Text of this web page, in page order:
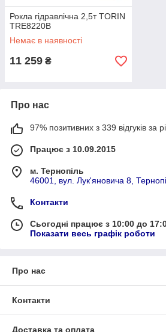
Рокла гідравлічна 2,5т TORIN
TRE8220B
Немає в наявності
11 259 ₴
Про нас
97% позитивних з 339 відгуків за
Працює з 10.09.2015
м. Тернопіль
46001, вул. Лук'яновича 8,
Контакти
Сьогодні працює з 10:00 до
Показати весь графік роботи
Про нас
Контакти
Доставка та оплата